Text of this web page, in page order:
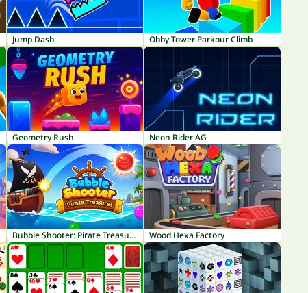
Jump Dash Obby Tower Parkour Climb
Geometry Rush Neon Rider AG
Bubble Shooter: Pirate Treasures Wood Hexa Factory